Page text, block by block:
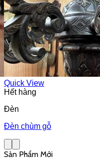
Quick View
Hết hàng
Đèn
Đèn chùm gỗ
Sản Phẩm Mới